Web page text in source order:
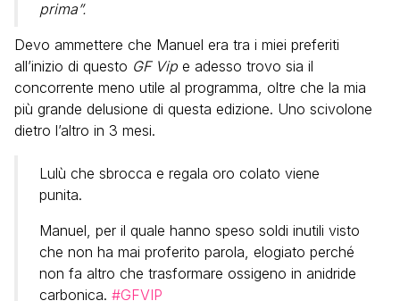
prima”.
Devo ammettere che Manuel era tra i miei preferiti
all’inizio di questo GF Vip e adesso trovo sia il
concorrente meno utile al programma, oltre che la mia
più grande delusione di questa edizione. Uno scivolone
dietro l’altro in 3 mesi.
Lulù che sbrocca e regala oro colato viene
punita.
Manuel, per il quale hanno speso soldi inutili visto
che non ha mai proferito parola, elogiato perché
non fa altro che trasformare ossigeno in anidride
carbonica. #GFVIP